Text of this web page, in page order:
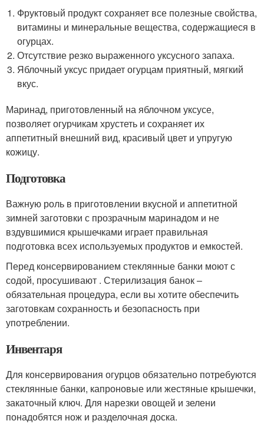
Фруктовый продукт сохраняет все полезные свойства,
витамины и минеральные вещества, содержащиеся в
огурцах.
Отсутствие резко выраженного уксусного запаха.
Яблочный уксус придает огурцам приятный, мягкий
вкус.
Маринад, приготовленный на яблочном уксусе,
позволяет огурчикам хрустеть и сохраняет их
аппетитный внешний вид, красивый цвет и упругую
кожицу.
Подготовка
Важную роль в приготовлении вкусной и аппетитной
зимней заготовки с прозрачным маринадом и не
вздувшимися крышечками играет правильная
подготовка всех используемых продуктов и емкостей.
Перед консервированием стеклянные банки моют с
содой, просушивают . Стерилизация банок –
обязательная процедура, если вы хотите обеспечить
заготовкам сохранность и безопасность при
употреблении.
Инвентаря
Для консервирования огурцов обязательно потребуются
стеклянные банки, капроновые или жестяные крышечки,
закаточный ключ. Для нарезки овощей и зелени
понадобятся нож и разделочная доска.